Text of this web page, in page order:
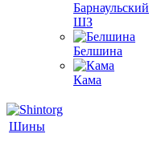
Барнаульский
ШЗ
Белшина
Кама
Шины